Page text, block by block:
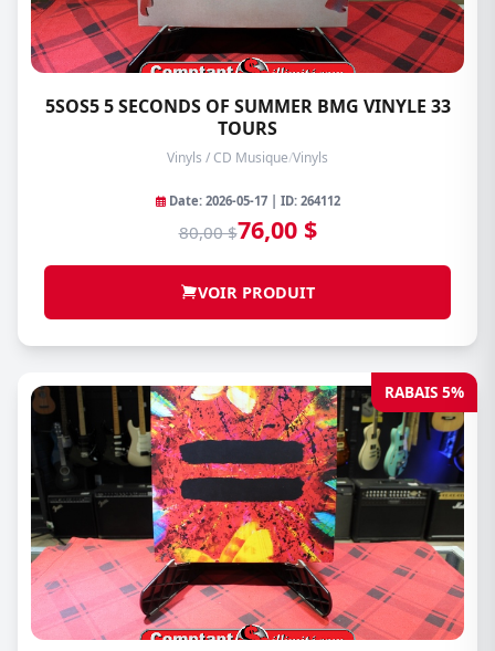
5SOS5 5 SECONDS OF SUMMER BMG VINYLE 33
TOURS
Vinyls / CD Musique/Vinyls
Date: 2026-05-17 | ID: 264112
80,00 $76,00 $
VOIR PRODUIT
RABAIS 5%